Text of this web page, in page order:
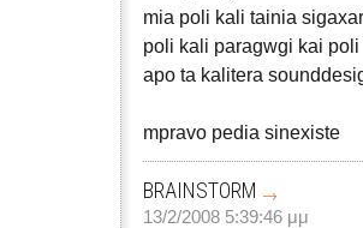
mia poli kali tainia
poli kali paragwgi kai
apo ta kalitera
mpravo pedia sinexiste
BRAINSTORM
13/2/2008 5:39:46 μμ